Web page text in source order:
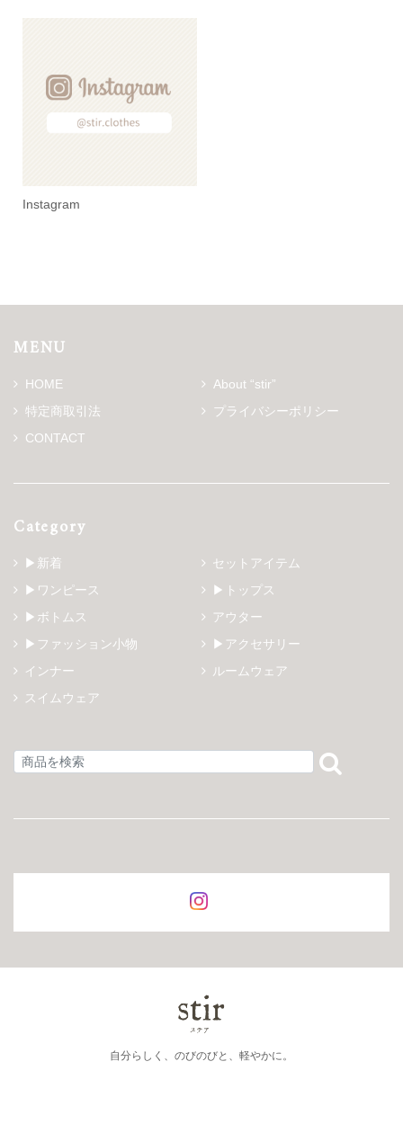
Instagram
MENU
HOME
About “stir”
特定商取引法
プライバシーポリシー
CONTACT
Category
▶新着
セットアイテム
▶ワンピース
▶トップス
▶ボトムス
アウター
▶ファッション小物
▶アクセサリー
インナー
ルームウェア
スイムウェア
自分らしく、のびのびと、軽やかに。